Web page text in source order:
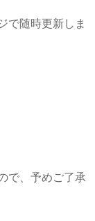
で随時更新しま
で、予めご了承